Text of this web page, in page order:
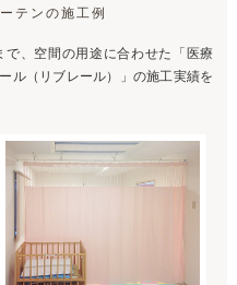
テンの施工例
、空間の用途に合わせた「医療
ル（リブレール）」の施工実績を